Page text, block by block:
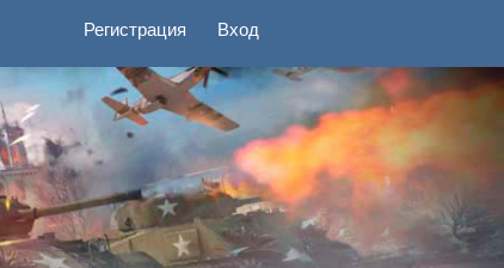
Регистрация Вход